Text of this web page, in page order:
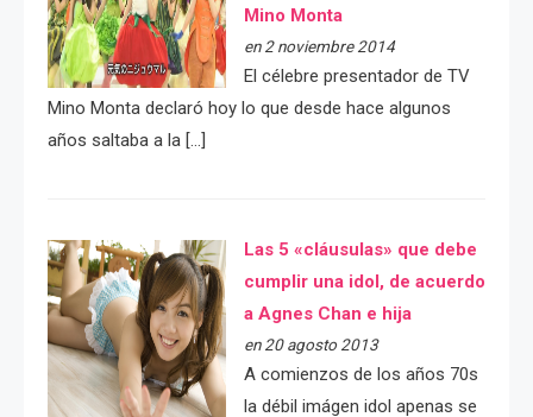
Mino Monta
en 2 noviembre 2014
El célebre presentador de TV
Mino Monta declaró hoy lo que desde hace algunos
años saltaba a la […]
Las 5 «cláusulas» que debe
cumplir una idol, de acuerdo
a Agnes Chan e hija
en 20 agosto 2013
A comienzos de los años 70s
la débil imágen idol apenas se